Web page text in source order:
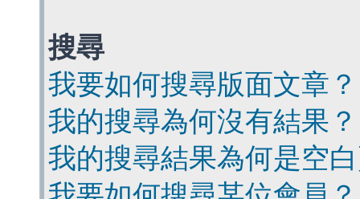
搜尋
我要如何搜尋版面文章？
我的搜尋為何沒有結果？
我的搜尋結果為何是空